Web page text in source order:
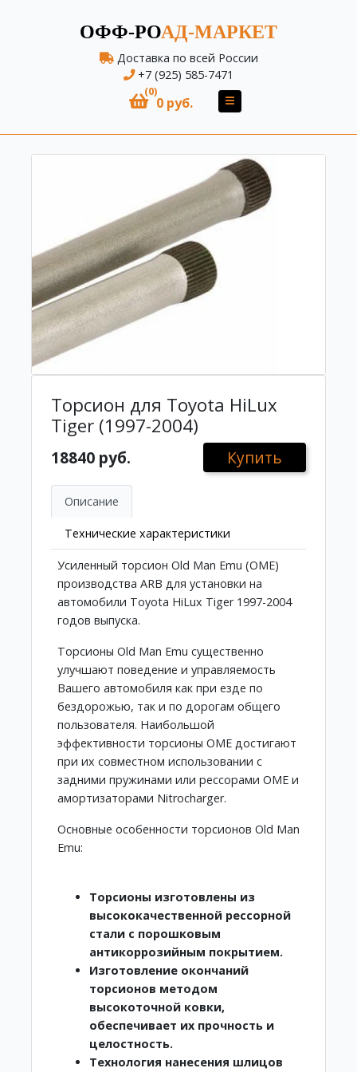
ОФФ-РОАД-МАРКЕТ
Доставка по всей России
+7 (925) 585-7471
(0)
0 руб.
Торсион для Toyota HiLux
Tiger (1997-2004)
18840 руб. Купить
Описание
Технические характеристики
Усиленный торсион Old Man Emu (OME)
производства ARB для установки на
автомобили Toyota HiLux Tiger 1997-2004
годов выпуска.
Торсионы Old Man Emu существенно
улучшают поведение и управляемость
Вашего автомобиля как при езде по
бездорожью, так и по дорогам общего
пользователя. Наибольшой
эффективности торсионы OME достигают
при их совместном использовании с
задними пружинами или рессорами OME и
амортизаторами Nitrocharger.
Основные особенности торсионов Old Man
Emu:
Торсионы изготовлены из
высококачественной рессорной
стали с порошковым
антикоррозийным покрытием.
Изготовление окончаний
торсионов методом
высокоточной ковки,
обеспечивает их прочность и
целостность.
Технология нанесения шлицов